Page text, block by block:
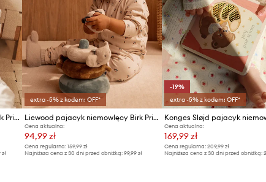
Liewood pajacyk niemowlęcy Birk Printed Pyjamas Jumpsuit
zł
extra -5% z kodem: OFF*
Liewood pajacyk niemowlęcy Birk Printed Pyjamas Jumpsuit
Cena aktualna:
94,99 zł
Cena regularna: 159,99 zł
Najniższa cena z 30 dni przed obniżką: 99,99 zł
-19%
extra -5% z kodem: OFF*
Cena aktualna:
169,99 zł
Cena regularna: 209,99 zł
Najniższa cena z 30 dni przed obniżką: